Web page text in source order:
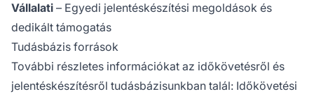
Vállalati – Egyedi jelentéskészítési megoldások és
dedikált támogatás
Tudásbázis források
További részletes információkat az időkövetésről és
jelentéskészítésről tudásbázisunkban talál: Időkövetési